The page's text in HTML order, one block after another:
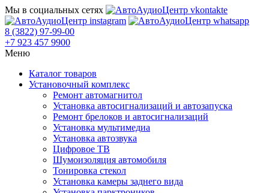
Мы в социальных сетях
8 (3822) 97-99-00
+7 923 457 9900
Меню
Каталог товаров
Установочный комплекс
Ремонт автомагнитол
Установка автосигнализаций и автозапуска
Ремонт брелоков и автосигнализаций
Установка мультимедиа
Установка автозвука
Цифровое ТВ
Шумоизоляция автомобиля
Тонировка стекол
Установка камеры заднего вида